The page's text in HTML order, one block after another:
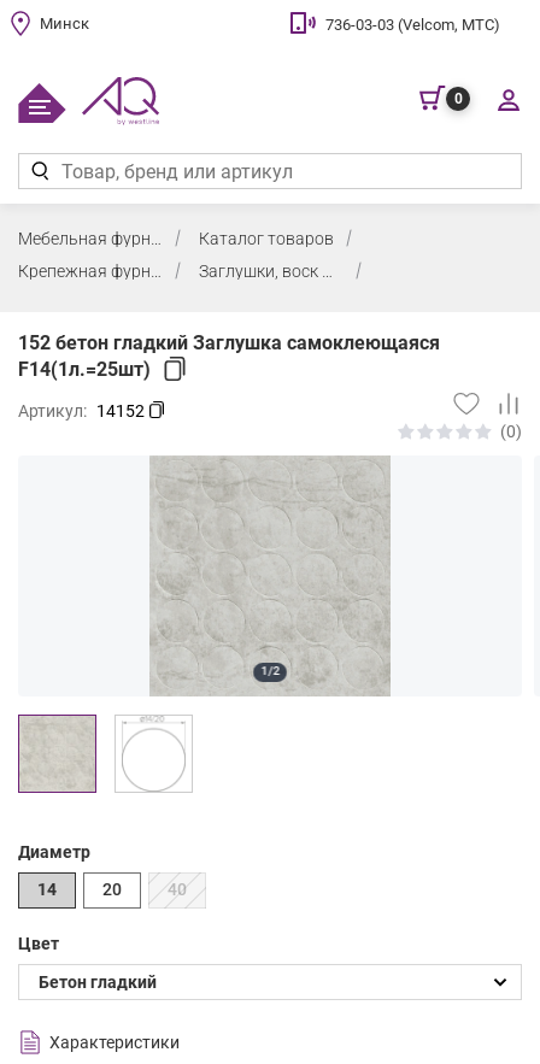
Минск 736-03-03 (Velcom, МТС)
0
Каталог товаров
Крепежная фурнитура, заглушки, воск
Заглушки, воск мебельный
152 бетон гладкий Заглушка самоклеющаяся
F14(1л.=25шт)
Артикул: 14152
(0)
1/2
Диаметр
14
20 40
Цвет
Характеристики